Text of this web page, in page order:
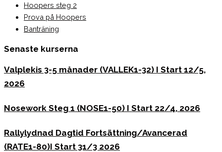
Hoopers steg 2
Prova på Hoopers
Banträning
Senaste kurserna
Valplekis 3-5 månader (VALLEK1-32) I Start 12/5,
2026
Nosework Steg 1 (NOSE1-50) I Start 22/4, 2026
Rallylydnad Dagtid Fortsättning/Avancerad
(RATE1-80)I Start 31/3 2026